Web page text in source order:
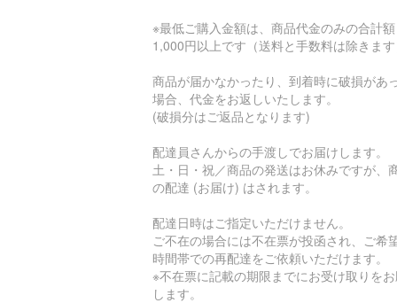
※最低ご購入金額は、商品代金のみの合計額
1,000円以上です（送料と手数料は除きます
商品が届かなかったり、到着時に破損があ
場合、代金をお返しいたします。
(破損分はご返品となります)
配達員さんからの手渡しでお届けします。
土・日・祝／商品の発送はお休みですが、
の配達 (お届け) はされます。
配達日時はご指定いただけません。
ご不在の場合には不在票が投函され、ご希
時間帯での再配達をご依頼いただけます。
※不在票に記載の期限までにお受け取りを
します。